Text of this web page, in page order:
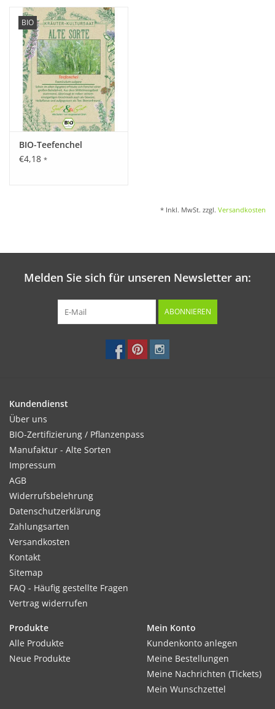
BIO
BIO-Teefenchel
€4,18 *
* Inkl. MwSt. zzgl. Versandkosten
Melden Sie sich für unseren Newsletter an:
ABONNIEREN
Kundendienst
Über uns
BIO-Zertifizierung / Pflanzenpass
Manufaktur - Alte Sorten
Impressum
AGB
Widerrufsbelehrung
Datenschutzerklärung
Zahlungsarten
Versandkosten
Kontakt
Sitemap
FAQ - Häufig gestellte Fragen
Vertrag widerrufen
Produkte
Alle Produkte
Neue Produkte
Mein Konto
Kundenkonto anlegen
Meine Bestellungen
Meine Nachrichten (Tickets)
Mein Wunschzettel